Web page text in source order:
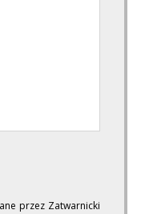
przez Zatwarnicki